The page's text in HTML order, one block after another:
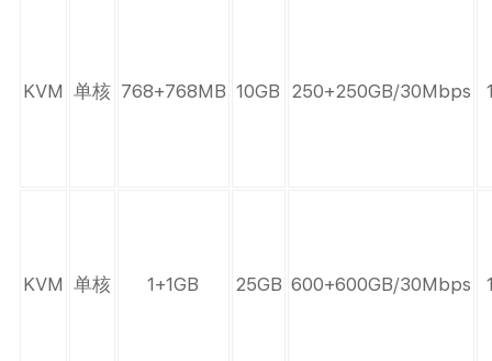
KVM 单核 768+768MB 10GB 250+250GB/30Mbps
KVM 单核 1+1GB 25GB 600+600GB/30Mbps